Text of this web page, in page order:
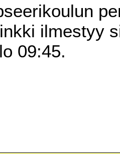
ilmestyy
09:45.